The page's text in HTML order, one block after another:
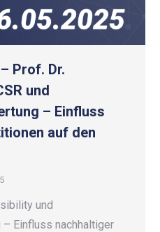
Prof. Dr.
und
– Einfluss
auf den
und
Einfluss nachhaltiger